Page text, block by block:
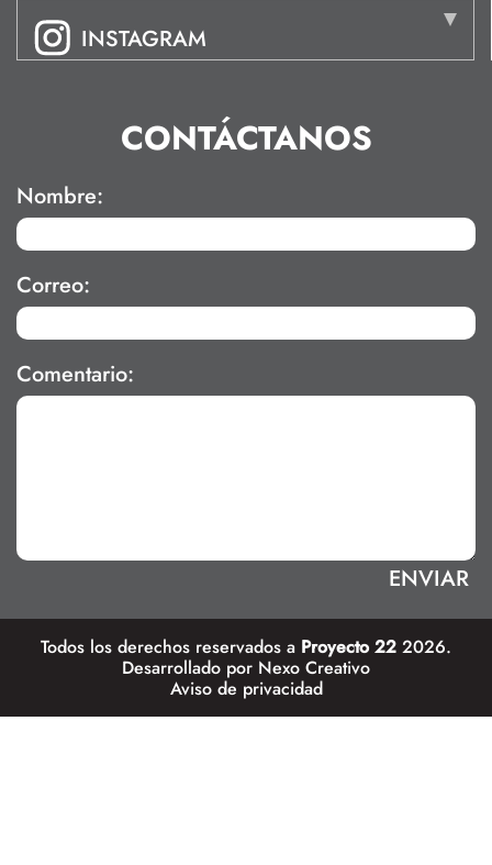
INSTAGRAM
CONTÁCTANOS
Nombre:
Correo:
Comentario:
Todos los derechos reservados a Proyecto 22 2026.
Desarrollado por Nexo Creativo
Aviso de privacidad